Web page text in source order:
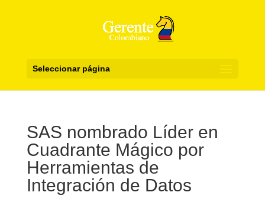
Seleccionar página
SAS nombrado Líder en
Cuadrante Mágico por
Herramientas de
Integración de Datos